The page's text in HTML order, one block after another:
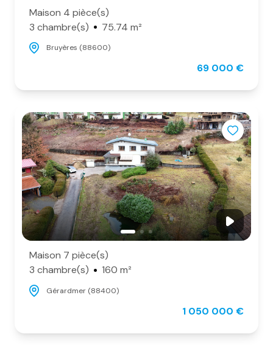
Maison 4 pièce(s)
3 chambre(s)
75.74 m²
Bruyères (88600)
69 000 €
Maison 7 pièce(s)
3 chambre(s)
160 m²
Gérardmer (88400)
1 050 000 €